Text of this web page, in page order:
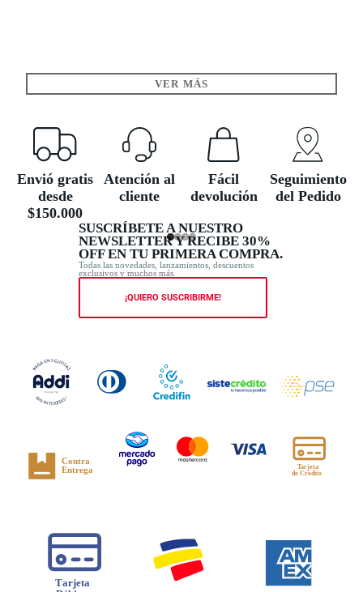
VER MÁS
Envió gratis
desde
$150.000
Atención al
cliente
Fácil
devolución
Seguimiento
del Pedido
SUSCRÍBETE A NUESTRO
NEWSLETTER Y RECIBE 30%
OFF EN TU PRIMERA COMPRA.
Todas las novedades, lanzamientos, descuentos
exclusivos y muchos más.
¡QUIERO SUSCRIBIRME!